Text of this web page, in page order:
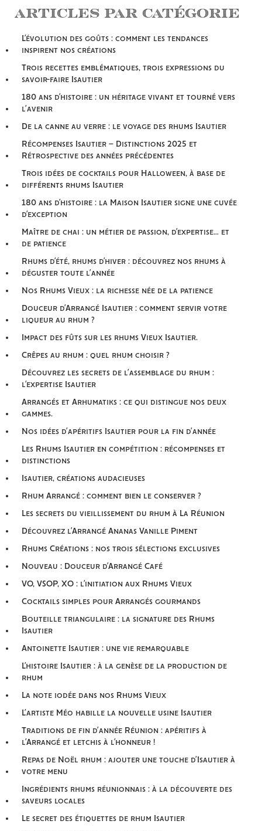
Articles par catégorie
L’évolution des goûts : comment les tendances
inspirent nos créations
Trois recettes emblématiques, trois expressions du
savoir-faire Isautier
180 ans d’histoire : un héritage vivant et tourné vers
l’avenir
De la canne au verre : le voyage des rhums Isautier
Récompenses Isautier – Distinctions 2025 et
Rétrospective des années précédentes
Trois idées de cocktails pour Halloween, à base de
différents rhums Isautier
180 ans d’histoire : la Maison Isautier signe une cuvée
d’exception
Maître de chai : un métier de passion, d’expertise… et
de patience
Rhums d’été, rhums d’hiver : découvrez nos rhums à
déguster toute l’année
Nos Rhums Vieux : la richesse née de la patience
Douceur d’Arrangé Isautier : comment servir votre
liqueur au rhum ?
Impact des fûts sur les rhums Vieux Isautier.
Crêpes au rhum : quel rhum choisir ?
Découvrez les secrets de l’assemblage du rhum :
l’expertise Isautier
Arrangés et Arhumatiks : ce qui distingue nos deux
gammes.
Nos idées d’apéritifs Isautier pour la fin d’année
Les Rhums Isautier en compétition : récompenses et
distinctions
Isautier, créations audacieuses
Rhum Arrangé : comment bien le conserver ?
Les secrets du vieillissement du rhum à La Réunion
Découvrez l’Arrangé Ananas Vanille Piment
Rhums Créations : nos trois sélections exclusives
Nouveau : Douceur d’Arrangé Café
VO, VSOP, XO : l’initiation aux Rhums Vieux
Cocktails simples pour Arrangés gourmands
Bouteille triangulaire : la signature des Rhums
Isautier
Antoinette Isautier : une vie remarquable
L’histoire Isautier : à la genèse de la production de
rhum
La note iodée dans nos Rhums Vieux
L’artiste Méo habille la nouvelle usine Isautier
Traditions de fin d’année Réunion : apéritifs à
l’Arrangé et letchis à l’honneur !
Repas de Noël rhum : ajouter une touche d’Isautier à
votre menu
Ingrédients rhums réunionnais : à la découverte des
saveurs locales
Le secret des étiquettes de rhum Isautier